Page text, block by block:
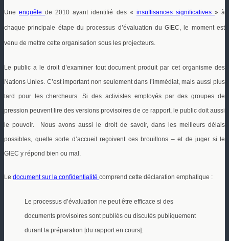
Uneenquêtede 2010 ayant identifié des « insuffisances significatives » à
chaqueprincipale étape du processus d’évaluation du GIEC, le momentest
venu de mettre cette organisation sous les projecteurs.
Le public a le droit d’examiner tout document produit par cet organisme des
Nations Unies. C’est important non seulement dans l’immédiat, mais aussi plus
tard pour les chercheurs. Si des activistes employés par des groupes de
pression peuvent lire des versions provisoires de ce rapport, le public doitaussi
le pouvoir. Nous avons aussi le droit de savoir, dans les meilleurs délais
possibles, quelle sorte d’accueil reçoivent ces brouillons – et de juger si le
GIEC y répond bien ou mal.
Le document sur la confidentialité comprend cette déclaration emphatique :
Le processus d’évaluation ne peut être efficace si des
documents provisoires sont publiés ou discutés publiquement
durant la préparation [du rapport en cours].